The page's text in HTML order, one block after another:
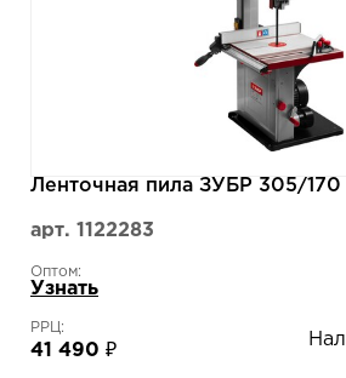
Ленточная пила ЗУБР 305/
арт. 1122283
Оптом:
Узнать
РРЦ:
41 490 ₽